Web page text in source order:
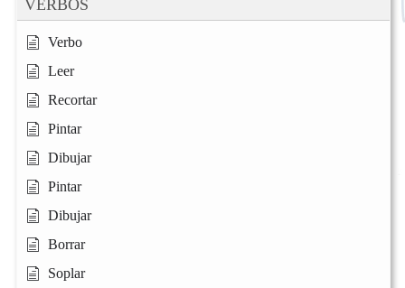
VERBOS
Verbo
Leer
Recortar
Pintar
Dibujar
Pintar
Dibujar
Borrar
Soplar